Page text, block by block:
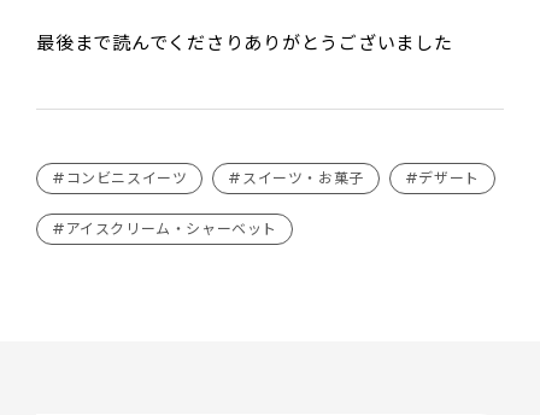
最後まで読んでくださりありがとうございました
#コンビニスイーツ #スイーツ・お菓子 #デザート
#アイスクリーム・シャーベット